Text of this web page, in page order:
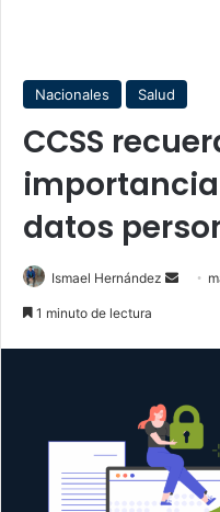
Nacionales Salud
CCSS
datos
Ismael Hernández
Send
1 minuto de lectura